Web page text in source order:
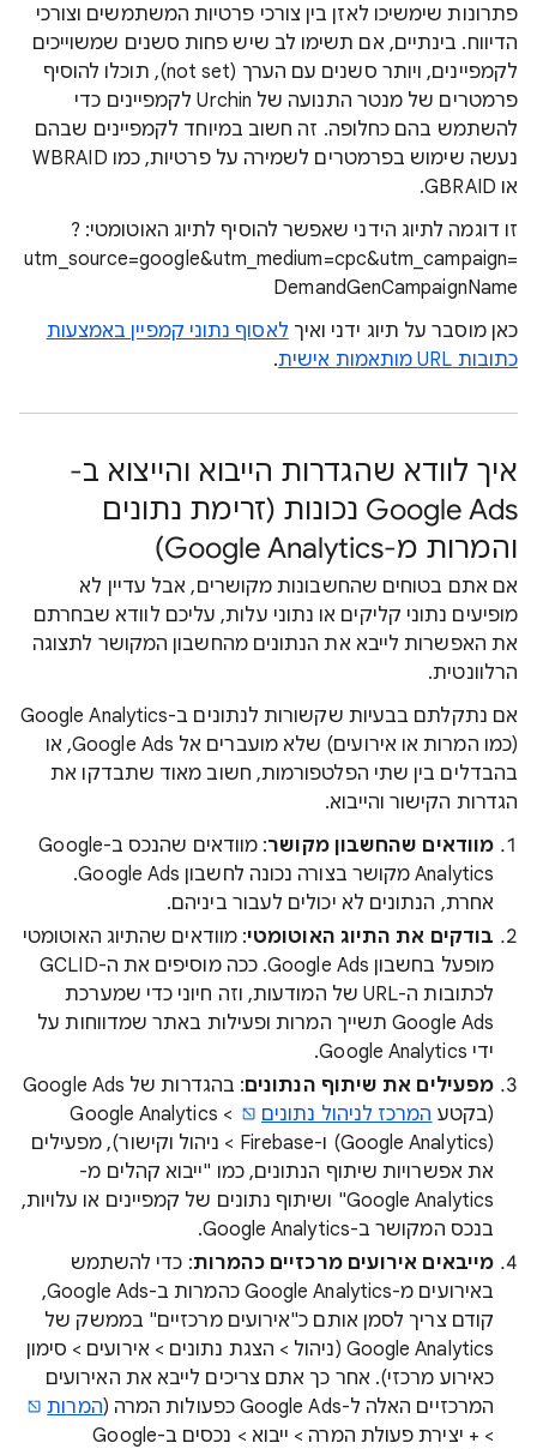
פתרונות שימשיכו לאזן בין צורכי פרטיות המשתמשים וצורכי
הדיווח. בינתיים, אם תשימו לב שיש פחות סשנים שמשוייכים
לקמפיינים, ויותר סשנים עם הערך (not set), תוכלו להוסיף
פרמטרים של מנטר התנועה של Urchin לקמפיינים כדי
להשתמש בהם כחלופה. זה חשוב במיוחד לקמפיינים שבהם
נעשה שימוש בפרמטרים לשמירה על פרטיות, כמו WBRAID
או GBRAID.
זו דוגמה לתיוג הידני שאפשר להוסיף לתיוג האוטומטי: ?
utm_source=google&utm_medium=cpc&utm_campaign=
DemandGenCampaignName
כאן מוסבר על תיוג ידני ואיך לאסוף נתוני קמפיין באמצעות
כתובות URL מותאמות אישית
.
איך לוודא שהגדרות הייבוא והייצוא ב-
Google Ads נכונות (זרימת נתונים
והמרות מ-Google Analytics)
אם אתם בטוחים שהחשבונות מקושרים, אבל עדיין לא
מופיעים נתוני קליקים או נתוני עלות, עליכם לוודא שבחרתם
את האפשרות לייבא את הנתונים מהחשבון המקושר לתצוגה
הרלוונטית.
אם נתקלתם בבעיות שקשורות לנתונים ב-Google Analytics
(כמו המרות או אירועים) שלא מועברים אל Google Ads, או
בהבדלים בין שתי הפלטפורמות, חשוב מאוד שתבדקו את
הגדרות הקישור והייבוא.
מוודאים שהחשבון מקושר
: מוודאים שהנכס ב-Google
Analytics מקושר בצורה נכונה לחשבון Google Ads.
אחרת, הנתונים לא יכולים לעבור ביניהם.
בודקים את התיוג האוטומטי: מוודאים שהתיוג האוטומטי
מופעל בחשבון Google Ads. ככה מוסיפים את ה-GCLID
לכתובות ה-URL של המודעות, וזה חיוני כדי שמערכת
Google Ads תשייך המרות ופעילות באתר שמדווחות על
ידי Google Analytics.
מפעילים את שיתוף הנתונים
: בהגדרות של Google Ads
(בקטע המרכז לניהול נתונים
> Google Analytics‏
(Google Analytics) ו-Firebase > ניהול וקישור), מפעילים
את אפשרויות שיתוף הנתונים, כמו "ייבוא קהלים מ-
Google Analytics" ושיתוף נתונים של קמפיינים או עלויות,
בנכס המקושר ב-Google Analytics.
מייבאים אירועים מרכזיים כהמרות: כדי להשתמש
באירועים מ-Google Analytics כהמרות ב-Google Ads,
קודם צריך לסמן אותם כ"אירועים מרכזיים" בממשק של
Google Analytics (ניהול > הצגת נתונים > אירועים > סימון
כאירוע מרכזי). אחר כך אתם צריכים לייבא את האירועים
המרכזיים האלה ל-Google Ads כפעולות המרה (
המרות
> + יצירת פעולת המרה > ייבוא > נכסים ב-Google